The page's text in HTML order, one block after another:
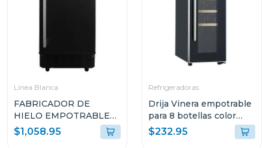
Línea Blanca
FABRICADOR DE
HIELO EMPOTRABLE
DRIJA COLOR NEGRO
FH36BLACK
$1,058.95
Refrigeradoras
Drija Vinera empotrable
para 8 botellas color
negro tempranillo
$232.95